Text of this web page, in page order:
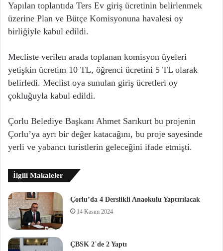
Yapılan toplantıda Ters Ev giriş ücretinin belirlenmek
üzerine Plan ve Bütçe Komisyonuna havalesi oy
birliğiyle kabul edildi.
Mecliste verilen arada toplanan komisyon üyeleri
yetişkin ücretim 10 TL, öğrenci ücretini 5 TL olarak
belirledi. Meclist oya sunulan giriş ücretleri oy
çokluğuyla kabul edildi.
Çorlu Belediye Başkanı Ahmet Sarıkurt bu projenin
Çorlu’ya ayrı bir değer katacağını, bu proje sayesinde
yerli ve yabancı turistlerin geleceğini ifade etmişti.
İlgili Makaleler
Çorlu’da 4 Derslikli Anaokulu Yaptırılacak
14 Kasım 2024
ÇBSK 2`de 2 Yaptı